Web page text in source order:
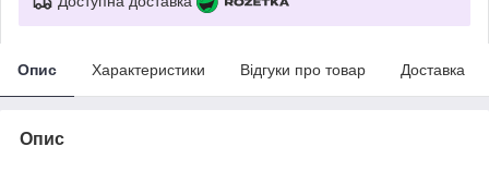
Опис Характеристики Відгуки про товар Доставка
Опис